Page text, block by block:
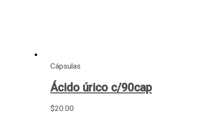
Cápsulas
Ácido úrico c/90cap
$20.00